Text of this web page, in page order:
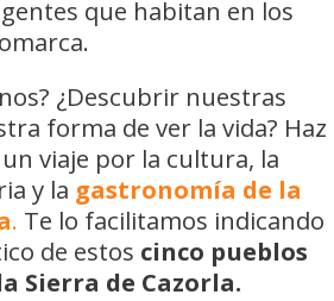
que habitan en los
¿Descubrir nuestras
forma de ver la vida? Haz
viaje por la cultura, la
y la gastronomía de la
. Te lo facilitamos indicando
de estos cinco pueblos
Sierra de Cazorla.